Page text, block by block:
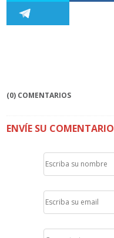
(0) COMENTARIOS
ENVÍE SU COMENTARIO